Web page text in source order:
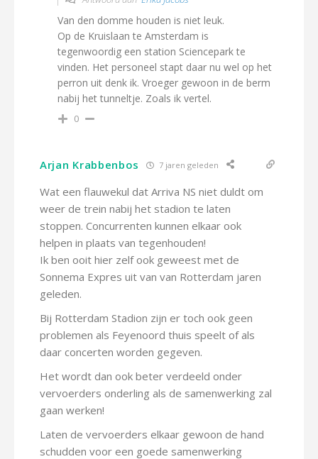
Van den domme houden is niet leuk.
Op de Kruislaan te Amsterdam is
tegenwoordig een station Sciencepark te
vinden. Het personeel stapt daar nu wel op het
perron uit denk ik. Vroeger gewoon in de berm
nabij het tunneltje. Zoals ik vertel.
0
Arjan Krabbenbos 7 jaren geleden
Wat een flauwekul dat Arriva NS niet duldt om
weer de trein nabij het stadion te laten
stoppen. Concurrenten kunnen elkaar ook
helpen in plaats van tegenhouden!
Ik ben ooit hier zelf ook geweest met de
Sonnema Expres uit van van Rotterdam jaren
geleden.
Bij Rotterdam Stadion zijn er toch ook geen
problemen als Feyenoord thuis speelt of als
daar concerten worden gegeven.
Het wordt dan ook beter verdeeld onder
vervoerders onderling als de samenwerking zal
gaan werken!
Laten de vervoerders elkaar gewoon de hand
schudden voor een goede samenwerking